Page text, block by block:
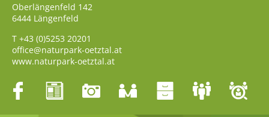
Oberlängenfeld 142
6444 Längenfeld
T +43 (0)5253 20201
office@naturpark-oetztal.at
www.naturpark-oetztal.at